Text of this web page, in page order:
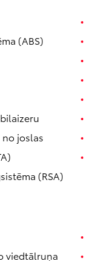
(ABS)
joslas
(RSA)
viedtālruņa